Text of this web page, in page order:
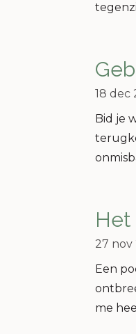
18 dec
Bid je
Het
27 nov
Een
me